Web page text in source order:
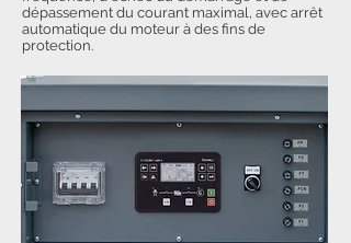
dépassement du courant maximal, avec arrêt
automatique du moteur à des fins de
protection.